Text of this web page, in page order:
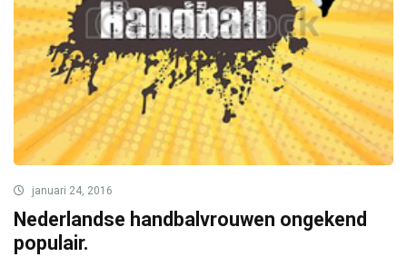
januari 24, 2016
Nederlandse handbalvrouwen ongekend
populair.